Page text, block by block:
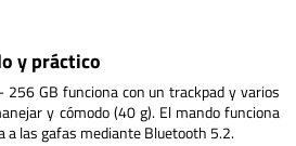
y práctico
256 GB funciona con un trackpad y varios
y cómodo (40 g). El mando funciona
a las gafas mediante Bluetooth 5.2.